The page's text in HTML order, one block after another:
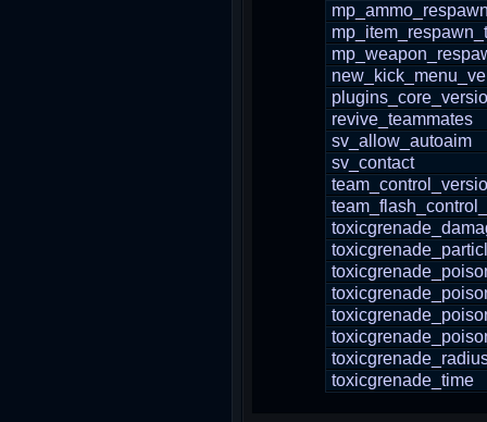
revive_teammates
sv_allow_autoaim
sv_contact
toxicgrenade_time